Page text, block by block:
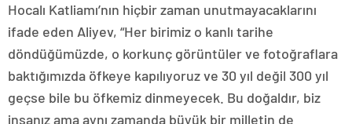
Hocalı Katliamı’nın hiçbir zaman unutmayacaklarını
ifade eden Aliyev, “Her birimiz o kanlı tarihe
döndüğümüzde, o korkunç görüntüler ve fotoğraflara
baktığımızda öfkeye kapılıyoruz ve 30 yıl değil 300 yıl
geçse bile bu öfkemiz dinmeyecek. Bu doğaldır, biz
insanız ama aynı zamanda büyük bir milletin de